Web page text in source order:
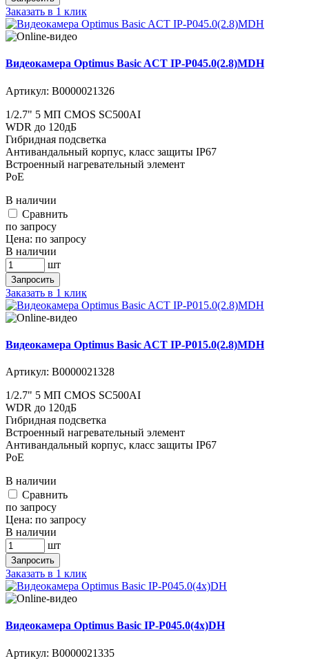
Заказать в 1 клик
Видеокамера Optimus Basic ACT IP-P045.0(2.8)MDH
Артикул: В0000021326
1/2.7" 5 МП CMOS SC500AI
WDR до 120дБ
Гибридная подсветка
Антивандальный корпус, класс защиты IР67
Встроенный нагревательный элемент
PoE
В наличии
Cравнить
по запросу
Цена: по запросу
В наличии
шт
Запросить
Заказать в 1 клик
Видеокамера Optimus Basic ACT IP-P015.0(2.8)MDH
Артикул: В0000021328
1/2.7" 5 МП CMOS SC500AI
WDR до 120дБ
Гибридная подсветка
Встроенный нагревательный элемент
Антивандальный корпус, класс защиты IР67
PoE
В наличии
Cравнить
по запросу
Цена: по запросу
В наличии
шт
Запросить
Заказать в 1 клик
Видеокамера Optimus Basic IP-P045.0(4x)DH
Артикул: В0000021335